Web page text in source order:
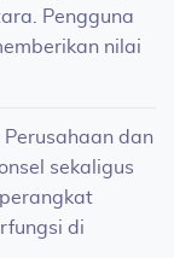
Pengguna
nilai
Perusahaan dan
sekaligus
di